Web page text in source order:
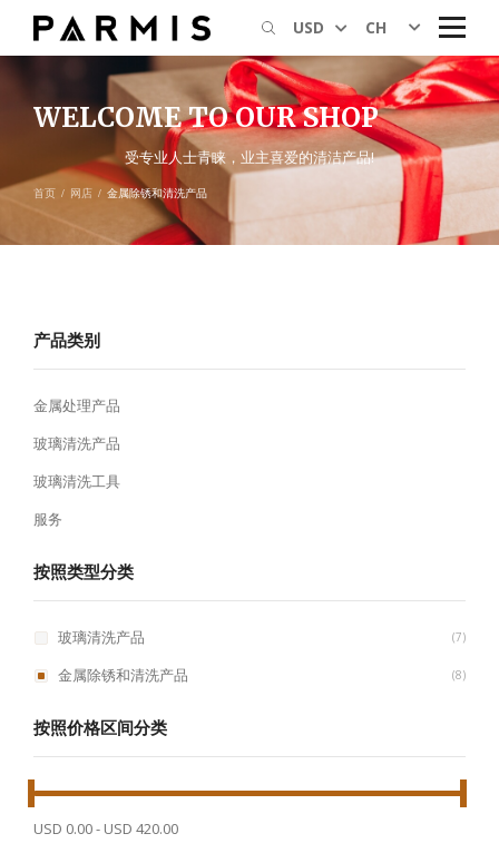
USD CH
WELCOME TO OUR SHOP
受专业人士青睐，业主喜爱的清洁产品!
首页 网店 金属除锈和清洗产品
产品类别
金属处理产品
玻璃清洗产品
玻璃清洗工具
服务
按照类型分类
玻璃清洗产品 7
金属除锈和清洗产品 8
按照价格区间分类
USD 0.00- USD 420.00